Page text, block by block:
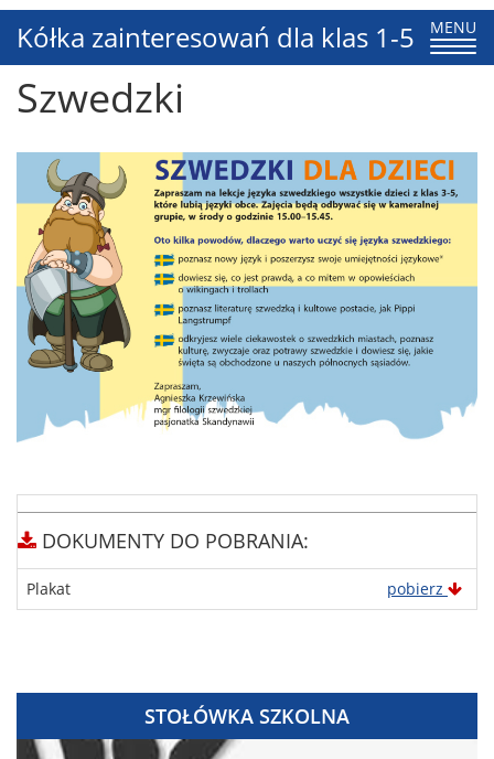
Kółka zainteresowań dla klas 1-5
Toggle
MENU
Szwedzki
DOKUMENTY DO POBRANIA:
Plakat pobierz
STOŁÓWKA SZKOLNA